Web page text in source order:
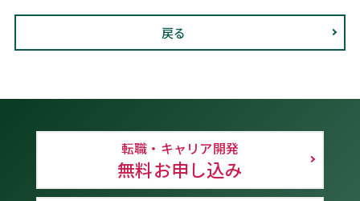
戻る
転職・キャリア開発
無料お申し込み